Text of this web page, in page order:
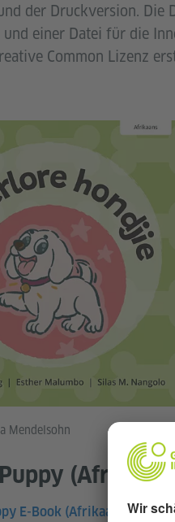
der Druckversion. Die
und einer Datei für die
Common Lizenz
Mendelsohn
E-Book (Afrikaans)